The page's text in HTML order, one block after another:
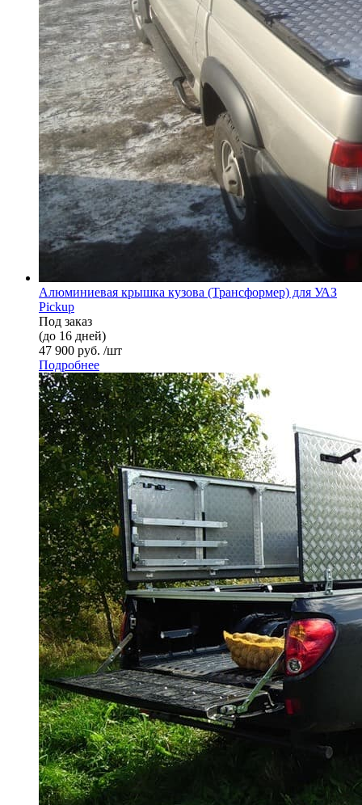
Алюминиевая крышка кузова (Трансформер) для УАЗ
Pickup
Под заказ
(до 16 дней)
47 900 руб. /шт
Подробнее